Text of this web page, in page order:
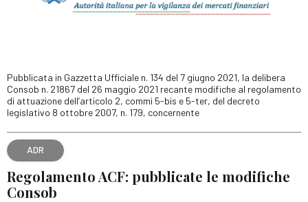
Pubblicata in Gazzetta Ufficiale n. 134 del 7 giugno 2021, la delibera
Consob n. 21867 del 26 maggio 2021 recante modifiche al regolamento
di attuazione dell’articolo 2, commi 5-bis e 5-ter, del decreto
legislativo 8 ottobre 2007, n. 179, concernente
ADR
Regolamento ACF: pubblicate le modifiche
Consob